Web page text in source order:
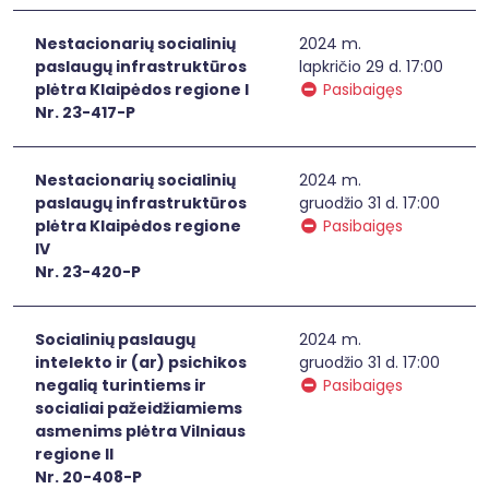
Nestacionarių socialinių
paslaugų infrastruktūros
plėtra Klaipėdos regione I
Nr. 23-417-P
2024 m.
lapkričio 29 d. 17:00
Pasibaigęs
Nestacionarių socialinių
paslaugų infrastruktūros
plėtra Klaipėdos regione
IV
Nr. 23-420-P
2024 m.
gruodžio 31 d. 17:00
Pasibaigęs
Socialinių paslaugų
intelekto ir (ar) psichikos
negalią turintiems ir
socialiai pažeidžiamiems
asmenims plėtra Vilniaus
regione II
Nr. 20-408-P
2024 m.
gruodžio 31 d. 17:00
Pasibaigęs